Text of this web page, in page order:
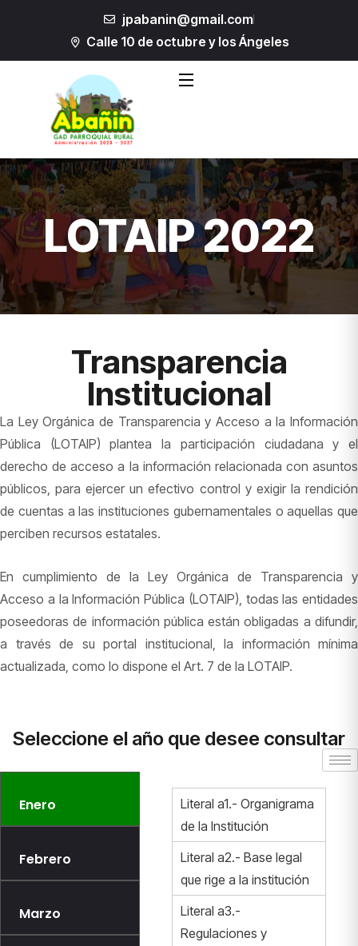
jpabanin@gmail.com
Calle 10 de octubre y los Ángeles
LOTAIP 2022
Transparencia
Institucional
La Ley Orgánica de Transparencia y Acceso a la Información
Pública (LOTAIP) plantea la participación ciudadana y el
derecho de acceso a la información relacionada con asuntos
públicos, para ejercer un efectivo control y exigir la rendición
de cuentas a las instituciones gubernamentales o aquellas que
perciben recursos estatales.
En cumplimiento de la Ley Orgánica de Transparencia y
Acceso a la Información Pública (LOTAIP), todas las entidades
poseedoras de información pública están obligadas a difundir,
a través de su portal institucional, la información mínima
actualizada, como lo dispone el Art. 7 de la LOTAIP.
Seleccione el año que desee consultar
Enero
Febrero
Marzo
Literal a1.- Organigrama
de la Institución
Literal a2.- Base legal
que rige a la institución
Literal a3.-
Regulaciones y